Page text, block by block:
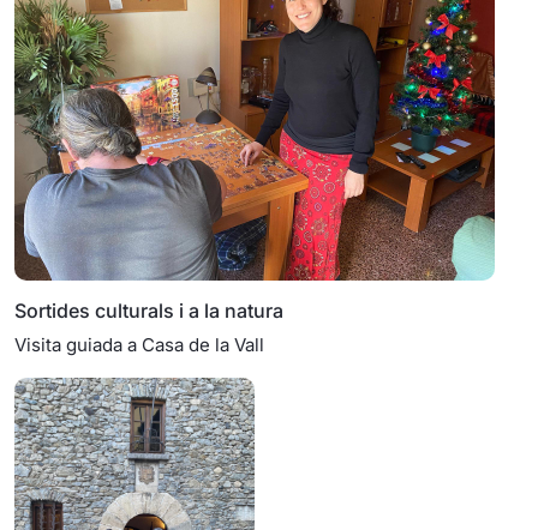
Sortides culturals i a la natura
Visita guiada a Casa de la Vall